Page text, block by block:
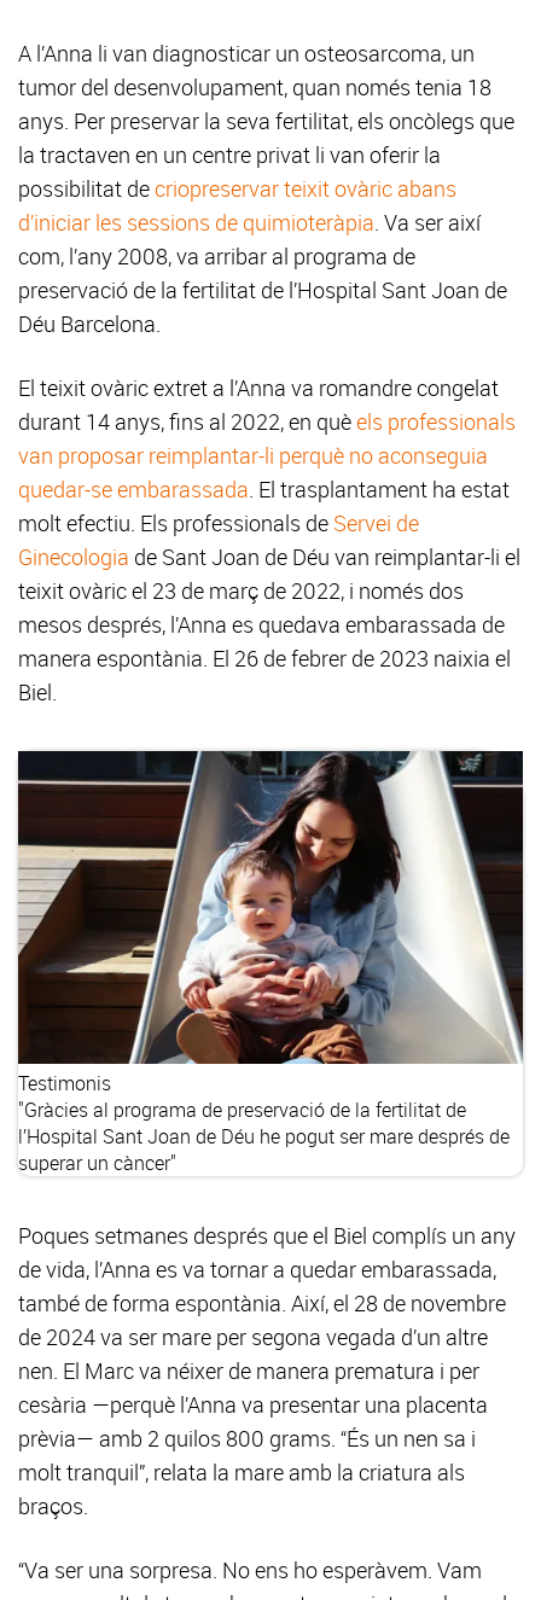
A l’Anna li van diagnosticar un osteosarcoma, un
tumor del desenvolupament, quan només tenia 18
anys. Per preservar la seva fertilitat, els oncòlegs que
la tractaven en un centre privat li van oferir la
possibilitat decriopreservar teixit ovàric abans
d’iniciar les sessions de quimioteràpia. Va ser així
com, l’any 2008, va arribar al programa de
preservació de la fertilitat de l’Hospital Sant Joan de
Déu Barcelona.
El teixit ovàric extret a l’Anna va romandre congelat
durant 14 anys, fins al 2022, en quèels professionals
van proposar reimplantar-li perquè no aconseguia
quedar-se embarassada. El trasplantament ha estat
molt efectiu. Els professionals de Servei de
Ginecologia de Sant Joan de Déu van reimplantar-li el
teixit ovàric el 23 de març de 2022, i només dos
mesos després, l’Anna es quedava embarassada de
manera espontània. El 26 de febrer de 2023 naixia el
Biel.
Testimonis
"Gràcies al programa de preservació de la fertilitat de
l’Hospital Sant Joan de Déu he pogut ser mare després de
superar un càncer"
Poques setmanes després que el Biel complís un any
de vida, l’Anna es va tornar a quedar embarassada,
també de forma espontània. Així, el 28 de novembre
de 2024 va ser mare per segona vegada d’un altre
nen. El Marc va néixer de manera prematura i per
cesària —perquè l’Anna va presentar una placenta
prèvia— amb 2 quilos 800 grams. “És un nen sa i
molt tranquil”, relata la mare amb la criatura als
braços.
“Va ser una sorpresa. No ens ho esperàvem. Vam